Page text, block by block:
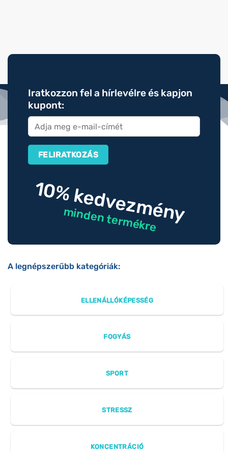
Iratkozzon fel a hírlevélre és kapjon
kupont:
10% kedvezmény
minden termékre
A legnépszerűbb kategóriák:
ELLENÁLLÓKÉPESSÉG
FOGYÁS
SPORT
STRESSZ
KONCENTRÁCIÓ